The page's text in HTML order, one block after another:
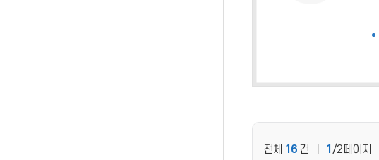
전체 16 건 1 /2페이지